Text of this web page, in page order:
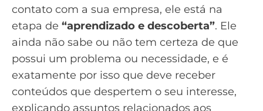
contato com a sua empresa, ele está na
etapa de “aprendizado e descoberta”. Ele
ainda não sabe ou não tem certeza de que
possui um problema ou necessidade, e é
exatamente por isso que deve receber
conteúdos que despertem o seu interesse,
explicando assuntos relacionados aos